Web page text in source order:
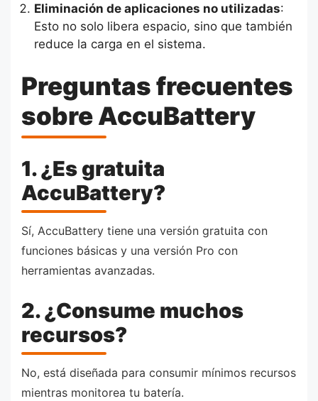
Eliminación de aplicaciones no utilizadas:
Esto no solo libera espacio, sino que también
reduce la carga en el sistema.
Preguntas frecuentes
sobre AccuBattery
1. ¿Es gratuita
AccuBattery?
Sí, AccuBattery tiene una versión gratuita con
funciones básicas y una versión Pro con
herramientas avanzadas.
2. ¿Consume muchos
recursos?
No, está diseñada para consumir mínimos recursos
mientras monitorea tu batería.